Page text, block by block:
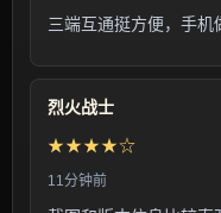
三端互通挺方便，手机
烈火战士
★★★★☆
11分钟前